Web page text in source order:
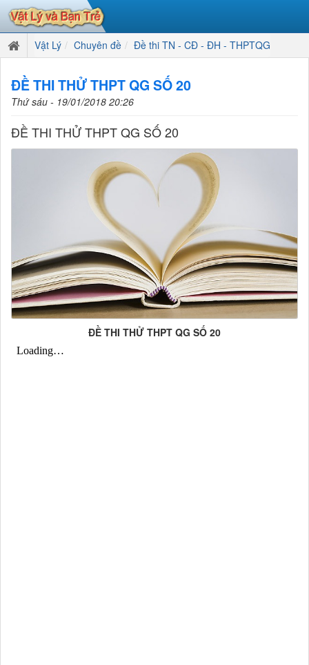
Vật Lý Chuyên đề Đề thi TN - CĐ - ĐH - THPTQG
ĐỀ THI THỬ THPT QG SỐ 20
Thứ sáu - 19/01/2018 20:26
ĐỀ THI THỬ THPT QG SỐ 20
ĐỀ THI THỬ THPT QG SỐ 20